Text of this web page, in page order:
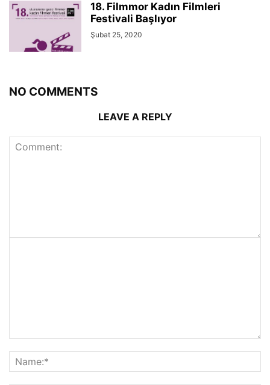
18. Filmmor Kadın Filmleri
Festivali Başlıyor
Şubat 25, 2020
NO COMMENTS
LEAVE A REPLY